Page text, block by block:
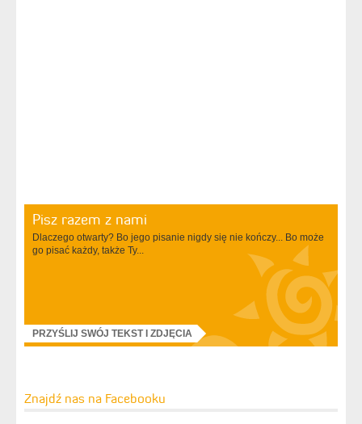
Pisz razem z nami
Dlaczego otwarty? Bo jego pisanie nigdy się nie kończy... Bo może
go pisać każdy, także Ty...
PRZYŚLIJ SWÓJ TEKST I ZDJĘCIA
Znajdź nas na Facebooku